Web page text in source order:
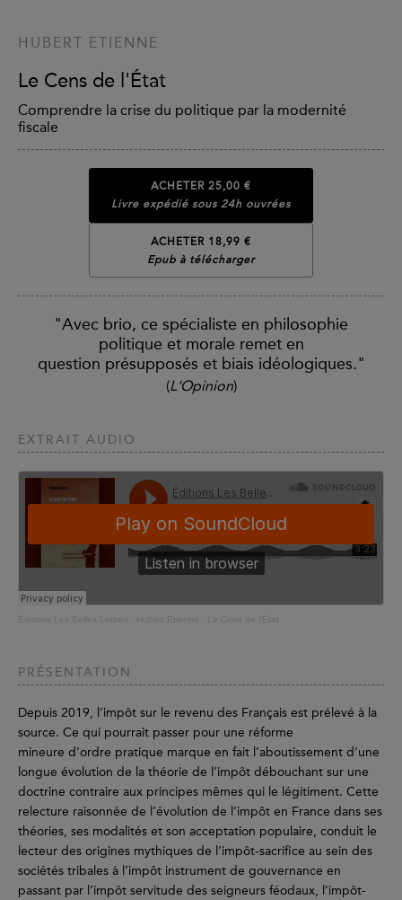
HUBERT ETIENNE
Le Cens de l'État
Comprendre la crise du politique par la modernité
fiscale
ACHETER 25,00 €
Livre expédié sous 24h ouvrées
ACHETER 18,99 €
Epub à télécharger
"Avec brio, ce spécialiste en philosophie
politique et morale remet en
question présupposés et biais idéologiques."
(L'Opinion)
EXTRAIT AUDIO
Éditions Les Belles Lettres Hubert Etienne - Le Cens de l'État
PRÉSENTATION
Depuis 2019, l’impôt sur le revenu des Français est prélevé à la
source. Ce qui pourrait passer pour une réforme
mineure d’ordre pratique marque en fait l’aboutissement d’une
longue évolution de la théorie de l’impôt débouchant sur une
doctrine contraire aux principes mêmes qui le légitiment. Cette
relecture raisonnée de l’évolution de l’impôt en France dans ses
théories, ses modalités et son acceptation populaire, conduit le
lecteur des origines mythiques de l’impôt-sacrifice au sein des
sociétés tribales à l’impôt instrument de gouvernance en
passant par l’impôt servitude des seigneurs féodaux, l’impôt-